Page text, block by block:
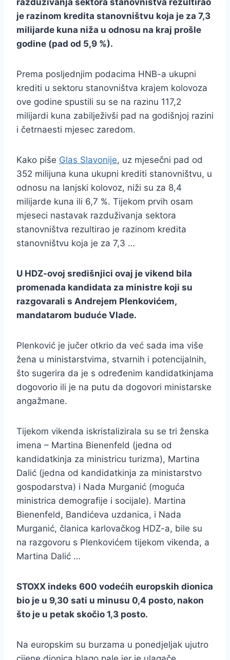
razduživanja sektora stanovništva rezultirao
je razinom kredita stanovništvu koja je za 7,3
milijarde kuna niža u odnosu na kraj prošle
godine (pad od 5,9 %).
Prema posljednjim podacima HNB-a ukupni
krediti u sektoru stanovništva krajem kolovoza
ove godine spustili su se na razinu 117,2
milijardi kuna zabilježivši pad na godišnjoj razini
i četrnaesti mjesec zaredom.
Kako piše Glas Slavonije, uz mjesečni pad od
352 milijuna kuna ukupni krediti stanovništvu, u
odnosu na lanjski kolovoz, niži su za 8,4
milijarde kuna ili 6,7 %. Tijekom prvih osam
mjeseci nastavak razduživanja sektora
stanovništva rezultirao je razinom kredita
stanovništvu koja je za 7,3 …
U HDZ-ovoj središnjici ovaj je vikend bila
promenada kandidata za ministre koji su
razgovarali s Andrejem Plenkovićem,
mandatarom buduće Vlade.
Plenković je jučer otkrio da već sada ima više
žena u ministarstvima, stvarnih i potencijalnih,
što sugerira da je s određenim kandidatkinjama
dogovorio ili je na putu da dogovori ministarske
angažmane.
Tijekom vikenda iskristalizirala su se tri ženska
imena – Martina Bienenfeld (jedna od
kandidatkinja za ministricu turizma), Martina
Dalić (jedna od kandidatkinja za ministarstvo
gospodarstva) i Nada Murganić (moguća
ministrica demografije i socijale). Martina
Bienenfeld, Bandićeva uzdanica, i Nada
Murganić, članica karlovačkog HDZ-a, bile su
na razgovoru s Plenkovićem tijekom vikenda, a
Martina Dalić …
STOXX indeks 600 vodećih europskih dionica
bio je u 9,30 sati u minusu 0,4 posto, nakon
što je u petak skočio 1,3 posto.
Na europskim su burzama u ponedjeljak ujutro